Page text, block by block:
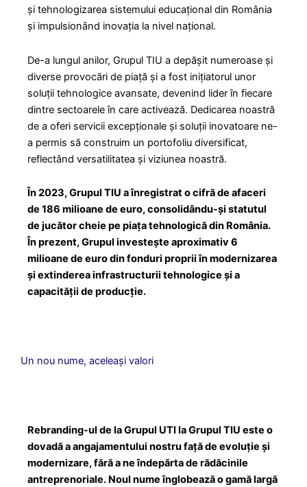
și tehnologizarea sistemului educațional din România
și impulsionând inovația la nivel național.
De-a lungul anilor, Grupul TIU a depășit numeroase și
diverse provocări de piață și a fost inițiatorul unor
soluții tehnologice avansate, devenind lider în fiecare
dintre sectoarele în care activează. Dedicarea noastră
de a oferi servicii excepționale și soluții inovatoare ne-
a permis să construim un portofoliu diversificat,
reflectând versatilitatea și viziunea noastră.
În 2023, Grupul TIU a înregistrat o cifră de afaceri
de 186 milioane de euro, consolidându-și statutul
de jucător cheie pe piața tehnologică din România.
În prezent, Grupul investește aproximativ 6
milioane de euro din fonduri proprii în modernizarea
și extinderea infrastructurii tehnologice și a
capacității de producție.
Un nou nume, aceleași valori
Rebranding-ul de la Grupul UTI la Grupul TIU este o
dovadă a angajamentului nostru față de evoluție și
modernizare, fără a ne îndepărta de rădăcinile
antreprenoriale. Noul nume înglobează o gamă largă